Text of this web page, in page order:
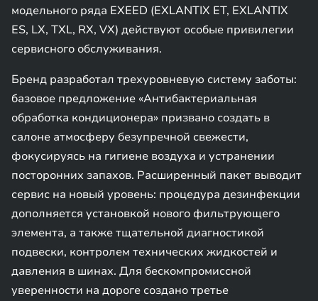
модельного ряда EXEED (EXLANTIX ET, EXLANTIX
ES, LX, TXL, RX, VX) действуют особые привилегии
сервисного обслуживания.
Бренд разработал трехуровневую систему заботы:
базовое предложение «Антибактериальная
обработка кондиционера» призвано создать в
салоне атмосферу безупречной свежести,
фокусируясь на гигиене воздуха и устранении
посторонних запахов. Расширенный пакет выводит
сервис на новый уровень: процедура дезинфекции
дополняется установкой нового фильтрующего
элемента, а также тщательной диагностикой
подвески, контролем технических жидкостей и
давления в шинах. Для бескомпромиссной
уверенности на дороге создано третье